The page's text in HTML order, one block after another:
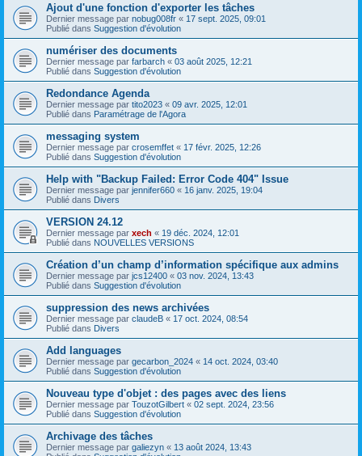
Ajout d'une fonction d'exporter les tâches
Dernier message par nobug008fr « 17 sept. 2025, 09:01
Publié dans Suggestion d'évolution
numériser des documents
Dernier message par farbarch « 03 août 2025, 12:21
Publié dans Suggestion d'évolution
Redondance Agenda
Dernier message par tito2023 « 09 avr. 2025, 12:01
Publié dans Paramétrage de l'Agora
messaging system
Dernier message par crosemffet « 17 févr. 2025, 12:26
Publié dans Suggestion d'évolution
Help with "Backup Failed: Error Code 404" Issue
Dernier message par jennifer660 « 16 janv. 2025, 19:04
Publié dans Divers
VERSION 24.12
Dernier message par xech « 19 déc. 2024, 12:01
Publié dans NOUVELLES VERSIONS
Création d’un champ d’information spécifique aux admins
Dernier message par jcs12400 « 03 nov. 2024, 13:43
Publié dans Suggestion d'évolution
suppression des news archivées
Dernier message par claudeB « 17 oct. 2024, 08:54
Publié dans Divers
Add languages
Dernier message par gecarbon_2024 « 14 oct. 2024, 03:40
Publié dans Suggestion d'évolution
Nouveau type d'objet : des pages avec des liens
Dernier message par TouzotGilbert « 02 sept. 2024, 23:56
Publié dans Suggestion d'évolution
Archivage des tâches
Dernier message par galiezyn « 13 août 2024, 13:43